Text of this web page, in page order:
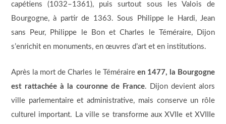
capétiens (1032–1361), puis surtout sous les Valois de
Bourgogne, à partir de 1363. Sous Philippe le Hardi, Jean
sans Peur, Philippe le Bon et Charles le Téméraire, Dijon
s’enrichit en monuments, en œuvres d’art et en institutions.
Après la mort de Charles le Téméraire en 1477, la Bourgogne
est rattachée à la couronne de France. Dijon devient alors
ville parlementaire et administrative, mais conserve un rôle
culturel important. La ville se transforme aux XVIIe et XVIIIe